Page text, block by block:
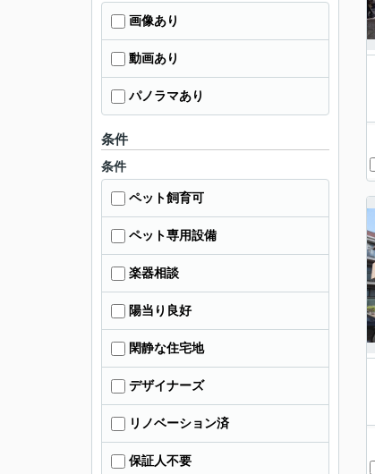
画像あり
動画あり
パノラマあり
条件
条件
ペット飼育可
ペット専用設備
楽器相談
陽当り良好
閑静な住宅地
デザイナーズ
リノベーション済
保証人不要